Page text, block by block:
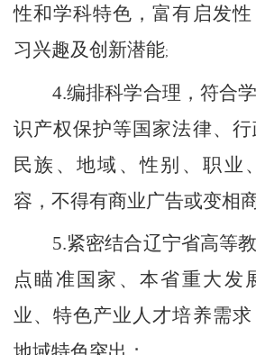
性和学科特色，富有启发
习兴趣及创新潜能;
4.编排科学合理，符合
识产权保护等国家法律、
民族、地域、性别、职业
容，不得有商业广告或变相
5.紧密结合辽宁省高等
点瞄准国家、本省重大发
业、特色产业人才培养需求